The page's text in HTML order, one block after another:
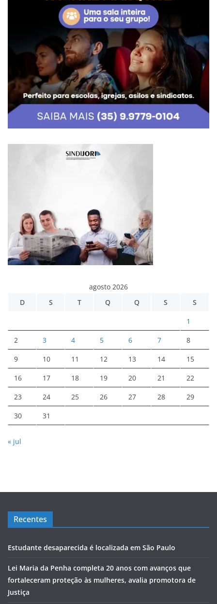
agosto 2026
D
S T Q Q S S
1
2 3 4 5 6 7 8
9 10 11 12 13 14 15
16 17 18 19 20 21 22
23 24 25 26 27 28 29
30 31
« jul
Recentes
Estudante desaparecida é localizada em São Paulo
Lei Maria da Penha completa 20 anos com avanços que
fortaleceram proteção às mulheres, avalia promotora de
Justiça